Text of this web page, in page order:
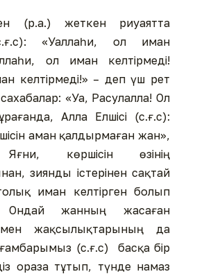
(р.а.) жеткен риуаятта
«Уаллаһи, ол иман
ол иман келтірмеді!
келтірмеді!» – деп үш рет
«Уа, Расулалла! Ол
Алла Елшісі (с.ғ.с):
аман қалдырмаған жан»,
көршісін өзінің
зиянды істерінен сақтай
иман келтірген болып
Ондай жанның жасаған
жақсылықтарының да
(с.ғ.с) басқа бір
ораза тұтып, түнде намаз